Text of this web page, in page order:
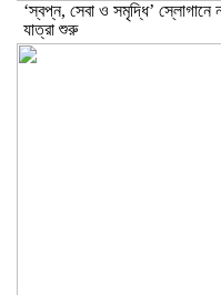
‘স্বপ্ন, সেবা ও সমৃদ্ধি’ স্লোগানে
যাত্রা শুরু